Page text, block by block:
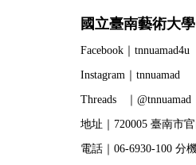
國立臺南藝術大
Facebook｜tnnuamad4u
Instagram｜tnnuamad
Threads ｜@tnnuamad
地址｜720005 臺南市
電話｜06-6930-100 分